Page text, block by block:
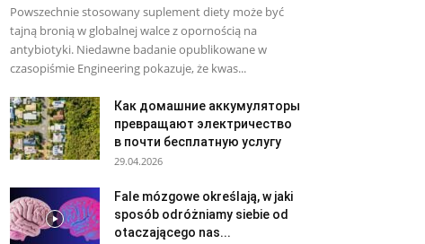
Powszechnie stosowany suplement diety może być
tajną bronią w globalnej walce z opornością na
antybiotyki. Niedawne badanie opublikowane w
czasopiśmie Engineering pokazuje, że kwas...
Как домашние аккумуляторы
превращают электричество
в почти бесплатную услугу
29.04.2026
Fale mózgowe określają, w jaki
sposób odróżniamy siebie od
otaczającego nas...